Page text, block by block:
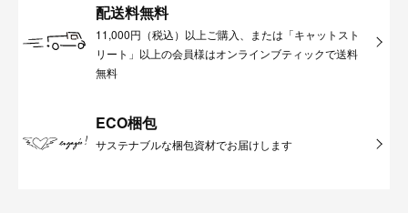
配送料無料
11,000円（税込）以上ご購入、または「キャットスト
リート」以上の会員様はオンラインブティックで送料
無料
ECO梱包
サステナブルな梱包資材でお届けします